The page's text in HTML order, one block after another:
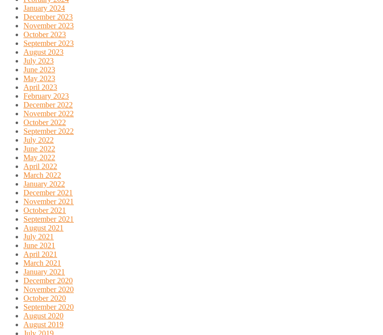
January 2024
December 2023
November 2023
October 2023
September 2023
August 2023
July 2023
June 2023
May 2023
April 2023
February 2023
December 2022
November 2022
October 2022
September 2022
July 2022
June 2022
May 2022
April 2022
March 2022
January 2022
December 2021
November 2021
October 2021
September 2021
August 2021
July 2021
June 2021
April 2021
March 2021
January 2021
December 2020
November 2020
October 2020
September 2020
August 2020
August 2019
July 2019